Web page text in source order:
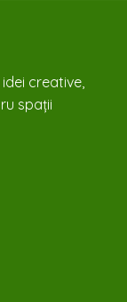
creative,
spații